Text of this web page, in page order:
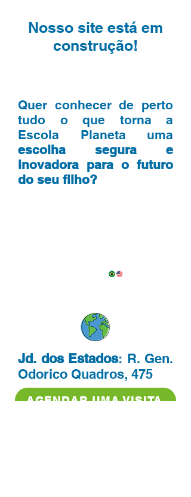
Nosso site está em
construção!
Quer conhecer de perto
tudo o que torna a
Escola Planeta uma
escolha segura e
inovadora para o futuro
do seu filho?
Jd. dos Estados: R. Gen.
Odorico Quadros, 475
AGENDAR UMA VISITA